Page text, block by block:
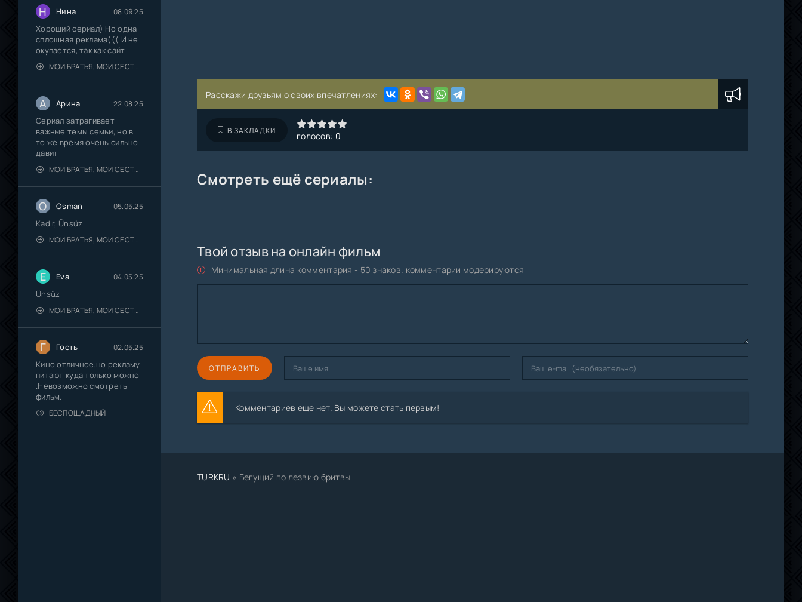
Н Нина 08.09.25
Хороший сериал) Но одна
сплошная реклама((( И не
окупается, так как сайт
МОИ БРАТЬЯ, МОИ СЕСТРЫ
А Арина 22.08.25
Сериал затрагивает
важные темы семьи, но в
то же время очень сильно
давит
МОИ БРАТЬЯ, МОИ СЕСТРЫ
O Osman 05.05.25
Kadir, Ünsüz
МОИ БРАТЬЯ, МОИ СЕСТРЫ
E Eva 04.05.25
Ünsüz
МОИ БРАТЬЯ, МОИ СЕСТРЫ
Г Гость 02.05.25
Кино отличное,но рекламу
питают куда только можно
.Невозможно смотреть
фильм.
БЕСПОЩАДНЫЙ
Расскажи друзьям о своих впечатлениях:
В ЗАКЛАДКИ
голосов: 0
Смотреть ещё сериалы:
Твой отзыв на онлайн фильм
Минимальная длина комментария - 50 знаков. комментарии модерируются
ОТПРАВИТЬ
Комментариев еще нет. Вы можете стать первым!
TURKRU » Бегущий по лезвию бритвы